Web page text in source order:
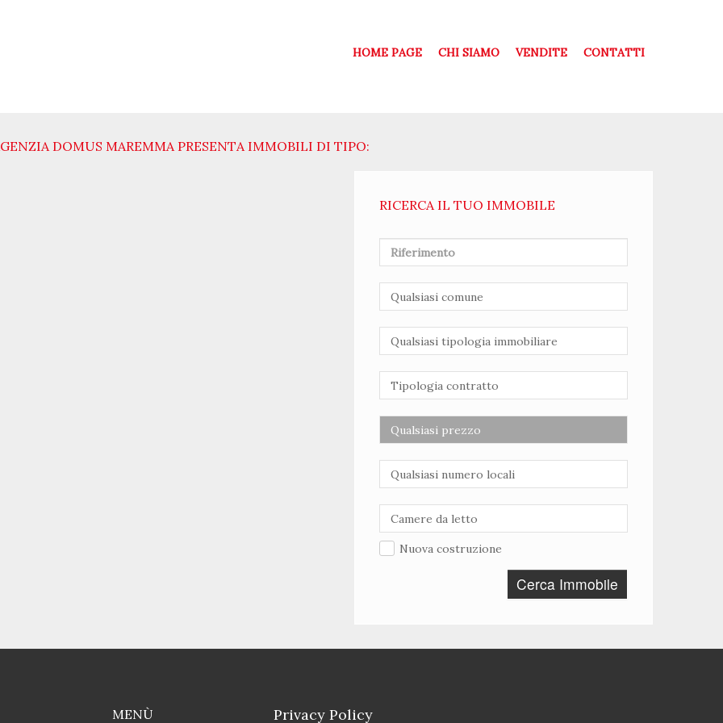
HOME PAGE CHI SIAMO VENDITE CONTATTI
DOMUS MAREMMA PRESENTA IMMOBILI DI TIPO:
RICERCA IL TUO IMMOBILE
Nuova costruzione
Cerca Immobile
MENÙ Privacy Policy